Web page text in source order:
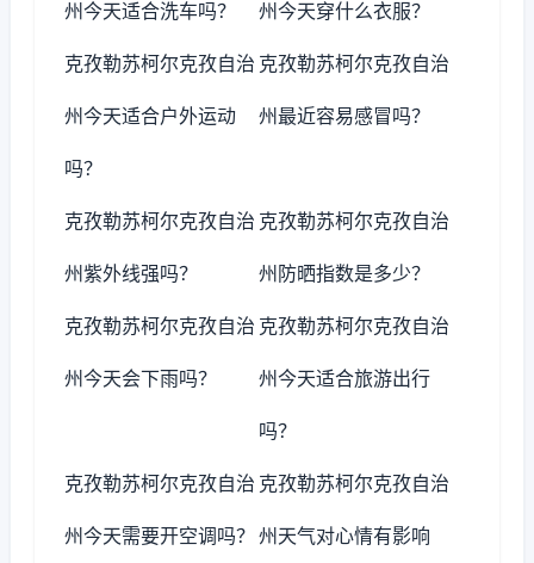
州今天适合洗车吗？ 州今天穿什么衣服？
克孜勒苏柯尔克孜自治
州今天适合户外运动
吗？
克孜勒苏柯尔克孜自治
州最近容易感冒吗？
克孜勒苏柯尔克孜自治
州紫外线强吗？
克孜勒苏柯尔克孜自治
州防晒指数是多少？
克孜勒苏柯尔克孜自治
州今天会下雨吗？
克孜勒苏柯尔克孜自治
州今天适合旅游出行
吗？
克孜勒苏柯尔克孜自治
州今天需要开空调吗？
克孜勒苏柯尔克孜自治
州天气对心情有影响